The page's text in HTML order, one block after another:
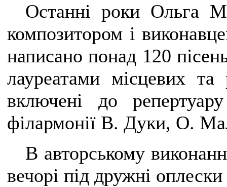
Останні роки Ольга
композитором і
написано понад 120
лауреатами місцевих та
включені до
філармонії В. Дуки, О.
В авторському
вечорі під дружні